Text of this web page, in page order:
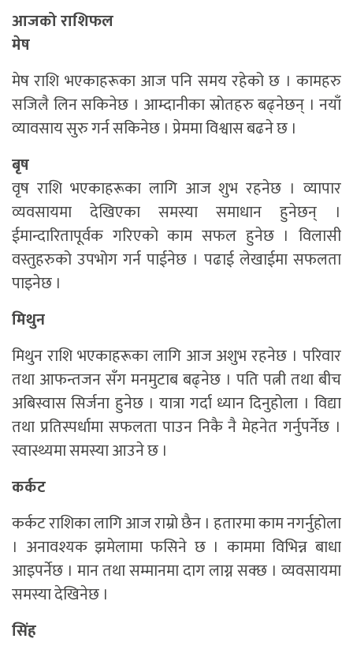
आजको राशिफल
मेष
मेष राशि भएकाहरूका आज पनि समय रहेको छ । कामहरु
सजिलै लिन सकिनेछ । आम्दानीका स्रोतहरु बढ्नेछन् । नयाँ
व्यावसाय सुरु गर्न सकिनेछ । प्रेममा विश्वास बढने छ ।
बृष
वृष राशि भएकाहरूका लागि आज शुभ रहनेछ । व्यापार
व्यवसायमा देखिएका समस्या समाधान हुनेछन् ।
ईमान्दारितापूर्वक गरिएको काम सफल हुनेछ । विलासी
वस्तुहरुको उपभोग गर्न पाईनेछ । पढाई लेखाईमा सफलता
पाइनेछ ।
मिथुन
मिथुन राशि भएकाहरूका लागि आज अशुभ रहनेछ । परिवार
तथा आफन्तजन सँग मनमुटाब बढ्नेछ । पति पत्नी तथा बीच
अबिस्वास सिर्जना हुनेछ । यात्रा गर्दा ध्यान दिनुहोला । विद्या
तथा प्रतिस्पर्धामा सफलता पाउन निकै नै मेहनेत गर्नुपर्नेछ ।
स्वास्थ्यमा समस्या आउने छ ।
कर्कट
कर्कट राशिका लागि आज राम्रो छैन । हतारमा काम नगर्नुहोला
। अनावश्यक झमेलामा फसिने छ । काममा विभिन्न बाधा
आइपर्नेछ । मान तथा सम्मानमा दाग लाग्न सक्छ । व्यवसायमा
समस्या देखिनेछ ।
सिंह